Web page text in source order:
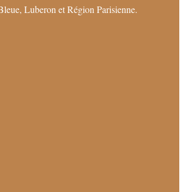
Luberon et Région Parisienne.